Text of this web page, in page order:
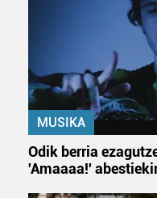
MUSIKA
Odik berria
'Amaaaa!'